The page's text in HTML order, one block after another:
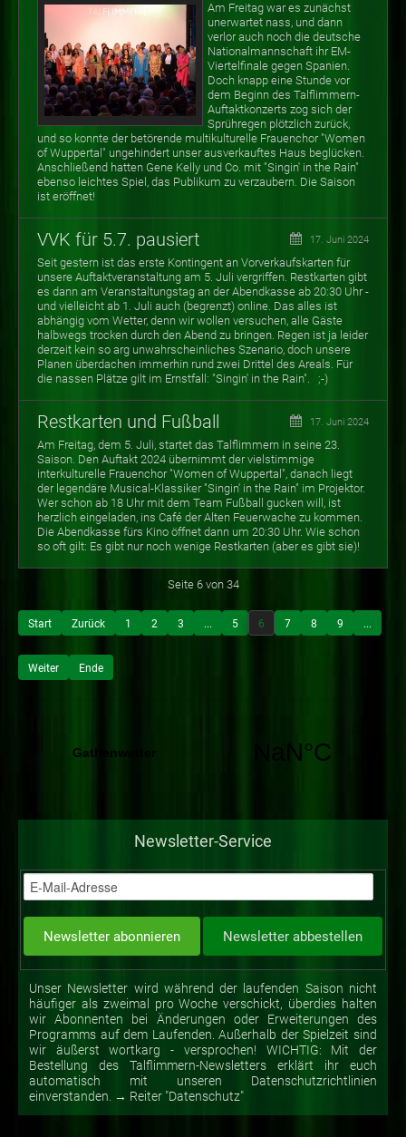
Am Freitag war es zunächst
unerwartet nass, und dann
verlor auch noch die deutsche
Nationalmannschaft ihr EM-
Viertelfinale gegen Spanien.
Doch knapp eine Stunde vor
dem Beginn des Talflimmern-
Auftaktkonzerts zog sich der
Sprühregen plötzlich zurück,
und so konnte der betörende multikulturelle Frauenchor "Women
of Wuppertal" ungehindert unser ausverkauftes Haus beglücken.
Anschließend hatten Gene Kelly und Co. mit "Singin' in the Rain"
ebenso leichtes Spiel, das Publikum zu verzaubern. Die Saison
ist eröffnet!
VVK für 5.7. pausiert 17. Juni 2024
Seit gestern ist das erste Kontingent an Vorverkaufskarten für
unsere Auftaktveranstaltung am 5. Juli vergriffen. Restkarten gibt
es dann am Veranstaltungstag an der Abendkasse ab 20:30 Uhr -
und vielleicht ab 1. Juli auch (begrenzt) online. Das alles ist
abhängig vom Wetter, denn wir wollen versuchen, alle Gäste
halbwegs trocken durch den Abend zu bringen. Regen ist ja leider
derzeit kein so arg unwahrscheinliches Szenario, doch unsere
Planen überdachen immerhin rund zwei Drittel des Areals. Für
die nassen Plätze gilt im Ernstfall: "Singin' in the Rain". ;-)
Restkarten und Fußball 17. Juni 2024
Am Freitag, dem 5. Juli, startet das Talflimmern in seine 23.
Saison. Den Auftakt 2024 übernimmt der vielstimmige
interkulturelle Frauenchor "Women of Wuppertal", danach liegt
der legendäre Musical-Klassiker "Singin' in the Rain" im Projektor.
Wer schon ab 18 Uhr mit dem Team Fußball gucken will, ist
herzlich eingeladen, ins Café der Alten Feuerwache zu kommen.
Die Abendkasse fürs Kino öffnet dann um 20:30 Uhr. Wie schon
so oft gilt: Es gibt nur noch wenige Restkarten (aber es gibt sie)!
Seite 6 von 34
Start Zurück 1 2 3 ... 5 6 7 8 9 ...
Weiter Ende
Newsletter-Service
Unser Newsletter wird während der laufenden Saison nicht
häufiger als zweimal pro Woche verschickt, überdies halten
wir Abonnenten bei Änderungen oder Erweiterungen des
Programms auf dem Laufenden. Außerhalb der Spielzeit sind
wir äußerst wortkarg - versprochen! WICHTIG: Mit der
Bestellung des Talflimmern-Newsletters erklärt ihr euch
automatisch mit unseren Datenschutzrichtlinien
einverstanden. → Reiter "Datenschutz"